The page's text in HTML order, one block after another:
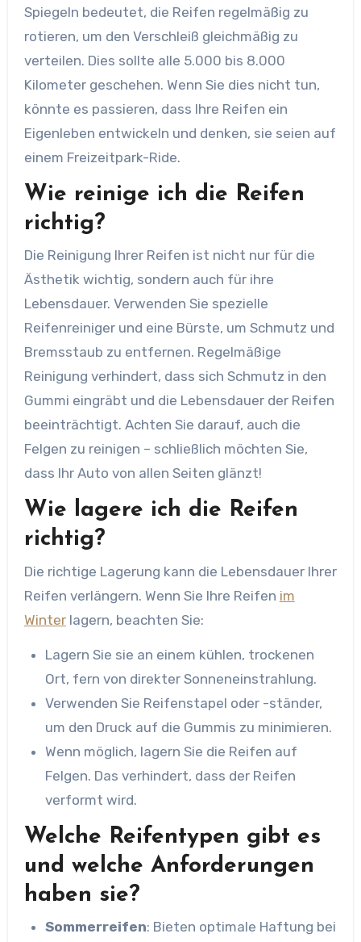
Spiegeln bedeutet, die Reifen regelmäßig zu
rotieren, um den Verschleiß gleichmäßig zu
verteilen. Dies sollte alle 5.000 bis 8.000
Kilometer geschehen. Wenn Sie dies nicht tun,
könnte es passieren, dass Ihre Reifen ein
Eigenleben entwickeln und denken, sie seien auf
einem Freizeitpark-Ride.
Wie reinige ich die Reifen
richtig?
Die Reinigung Ihrer Reifen ist nicht nur für die
Ästhetik wichtig, sondern auch für ihre
Lebensdauer. Verwenden Sie spezielle
Reifenreiniger und eine Bürste, um Schmutz und
Bremsstaub zu entfernen. Regelmäßige
Reinigung verhindert, dass sich Schmutz in den
Gummi eingräbt und die Lebensdauer der Reifen
beeinträchtigt. Achten Sie darauf, auch die
Felgen zu reinigen – schließlich möchten Sie,
dass Ihr Auto von allen Seiten glänzt!
Wie lagere ich die Reifen
richtig?
Die richtige Lagerung kann die Lebensdauer Ihrer
Reifen verlängern. Wenn Sie Ihre Reifen im
Winterlagern, beachten Sie:
Lagern Sie sie an einem kühlen, trockenen
Ort, fern von direkter Sonneneinstrahlung.
Verwenden Sie Reifenstapel oder -ständer,
um den Druck auf die Gummis zu minimieren.
Wenn möglich, lagern Sie die Reifen auf
Felgen. Das verhindert, dass der Reifen
verformt wird.
Welche Reifentypen gibt es
und welche Anforderungen
haben sie?
Sommerreifen: Bieten optimale Haftung bei